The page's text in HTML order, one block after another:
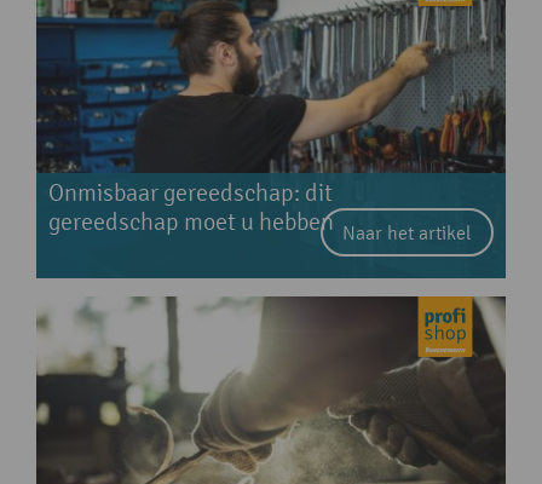
Onmisbaar gereedschap: dit
gereedschap moet u hebben Naar het artikel